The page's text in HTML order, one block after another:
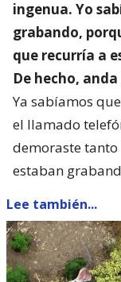
ingenua. Yo
grabando,
que recurría a
De hecho,
Ya sabíamos
el llamado
demoraste tanto
estaban
Lee también...